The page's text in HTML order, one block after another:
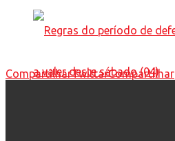
CompartilharTwittarCompartilhar